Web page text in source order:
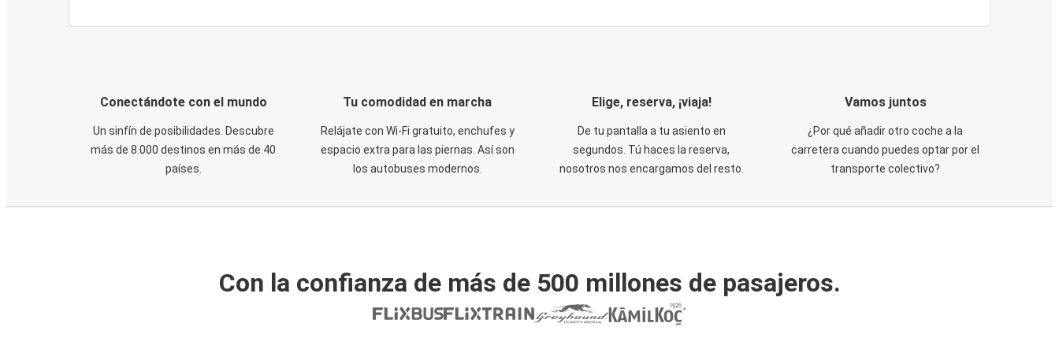
Conectándote con el mundo
Un sinfín de posibilidades. Descubre
más de 8.000 destinos en más de 40
países.
Tu comodidad en marcha
Relájate con Wi-Fi gratuito, enchufes y
espacio extra para las piernas. Así son
los autobuses modernos.
Elige, reserva, ¡viaja!
De tu pantalla a tu asiento en
segundos. Tú haces la reserva,
nosotros nos encargamos del resto.
Vamos juntos
¿Por qué añadir otro coche a la
carretera cuando puedes optar por el
transporte colectivo?
Con la confianza de más de 500 millones de pasajeros.